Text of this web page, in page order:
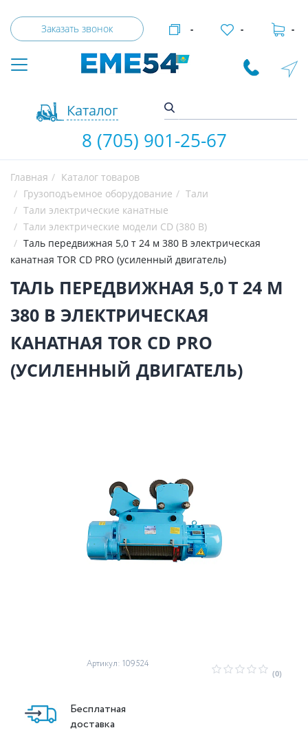
Заказать звонок
Каталог
- - -
8 (705) 901-25-67
Главная
Каталог товаров
Грузоподъемное оборудование
Тали
Тали электрические канатные
Тали электрические модели CD (380 В)
Таль передвижная 5,0 т 24 м 380 В электрическая
канатная TOR CD PRO (усиленный двигатель)
ТАЛЬ ПЕРЕДВИЖНАЯ 5,0 Т 24 М
380 В ЭЛЕКТРИЧЕСКАЯ
КАНАТНАЯ TOR CD PRO
(УСИЛЕННЫЙ ДВИГАТЕЛЬ)
Артикул: 109524
(0)
Бесплатная
доставка